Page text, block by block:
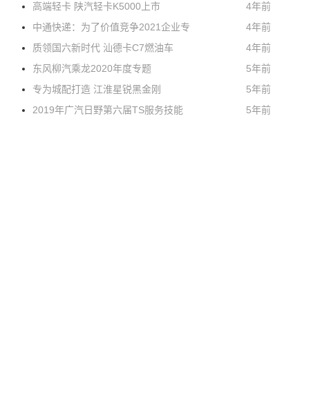
高端轻卡 陕汽轻卡K5000上市
4年前
中通快递：为了价值竞争2021企业专
4年前
质领国六新时代 汕德卡C7燃油车
4年前
东风柳汽乘龙2020年度专题
5年前
专为城配打造 江淮星锐黑金刚
5年前
2019年广汽日野第六届TS服务技能
5年前